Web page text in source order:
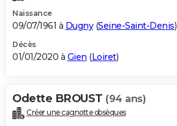
Naissance
09/07/1961 à Dugny(Seine-Saint-Denis)
Décès
01/01/2020 à Gien (Loiret)
Odette BROUST (94 ans)
Créer une cagnotte obsèques